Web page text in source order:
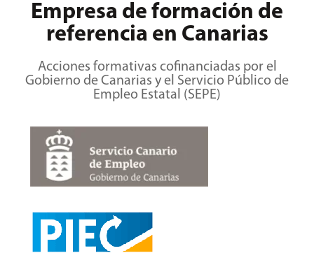
Empresa de formación de
referencia en Canarias
Acciones formativas cofinanciadas por el
Gobierno de Canarias y el Servicio Público de
Empleo Estatal (SEPE)